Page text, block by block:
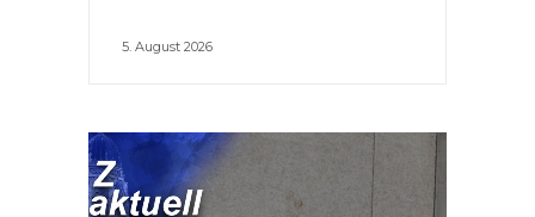
5. August 2026